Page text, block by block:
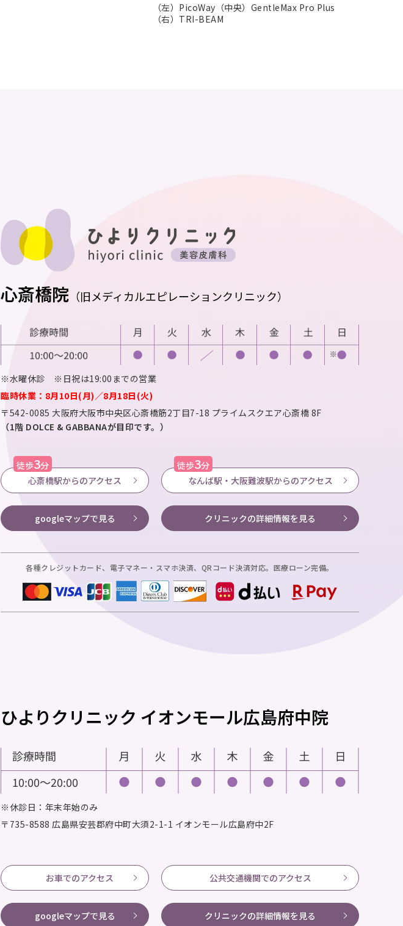
（左）PicoWay（中央）GentleMax Pro Plus
（右）TRI-BEAM
心斎橋院 （旧メディカルエピレーションクリニック）
※水曜休診 ※日祝は19:00までの営業
臨時休業：8月10日(月)／8月18日(火)
〒542-0085大阪府大阪市中央区心斎橋筋2丁目7-18 プライムスクエア心斎橋 8F
（1階 DOLCE & GABBANAが目印です。）
徒歩3分
心斎橋駅からのアクセス
徒歩3分
なんば駅・大阪難波駅からのアクセス
googleマップで見る クリニックの詳細情報を見る
各種クレジットカード、電子マネー・スマホ決済、 QRコード決済対応。医療ローン完備。
ひよりクリニック イオンモール広島府中院
※休診日：年末年始のみ
〒735-8588広島県安芸郡府中町大須2-1-1 イオンモール広島府中2F
お車でのアクセス 公共交通機関でのアクセス
googleマップで見る クリニックの詳細情報を見る